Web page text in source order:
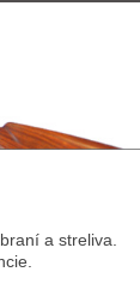
a streliva.